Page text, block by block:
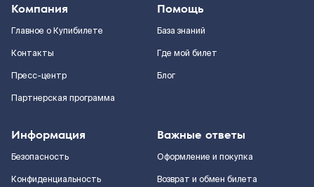
Компания
Главное о Купибилете
Контакты
Пресс-центр
Партнерская программа
Помощь
База знаний
Где мой билет
Блог
Информация
Безопасность
Конфиденциальность
Важные ответы
Оформление и покупка
Возврат и обмен билета